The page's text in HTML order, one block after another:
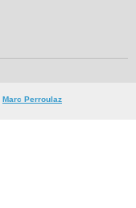
Marc Perroulaz